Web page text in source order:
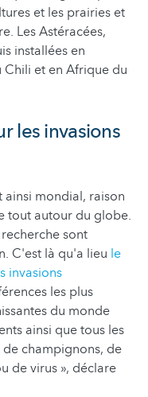
et les prairies et
Les Astéracées,
installées en
Chili et en Afrique du
les invasions
ainsi mondial, raison
tout autour du globe.
sont
C'est là qu'a lieu le
invasions
les plus
du monde
ainsi que tous les
champignons, de
de virus », déclare